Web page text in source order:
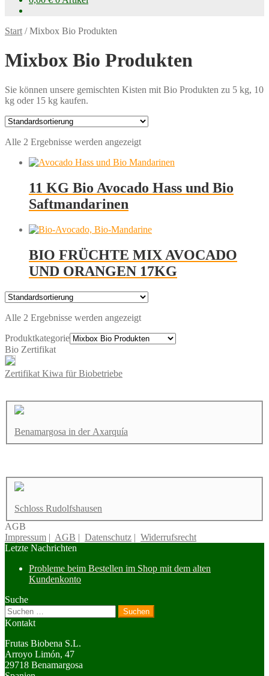
Start /Mixbox Bio Produkten
Mixbox Bio Produkten
Sie können unsere gemischten Kisten mit Bio Produkten zu 5 kg, 10
kg oder 15 kg kaufen.
Alle 2 Ergebnisse werden angezeigt
11 KG Bio Avocado Hass und Bio
Saftmandarinen
BIO FRÜCHTE MIX AVOCADO
UND ORANGEN 17KG
Alle 2 Ergebnisse werden angezeigt
Produktkategorie
Bio Zertifikat
Zertifikat Kiwa für Biobetriebe
Benamargosa in der Axarquía
Schloss Rudolfshausen
AGB
Impressum | AGB | Datenschutz | Widerrufsrecht
Letzte Nachrichten
Probleme beim Bestellen im Shop mit dem alten
Kundenkonto
Suche
Suchen
nach:
Kontakt
Frutas Biobena S.L.
Arroyo Limón, 47
29718 Benamargosa